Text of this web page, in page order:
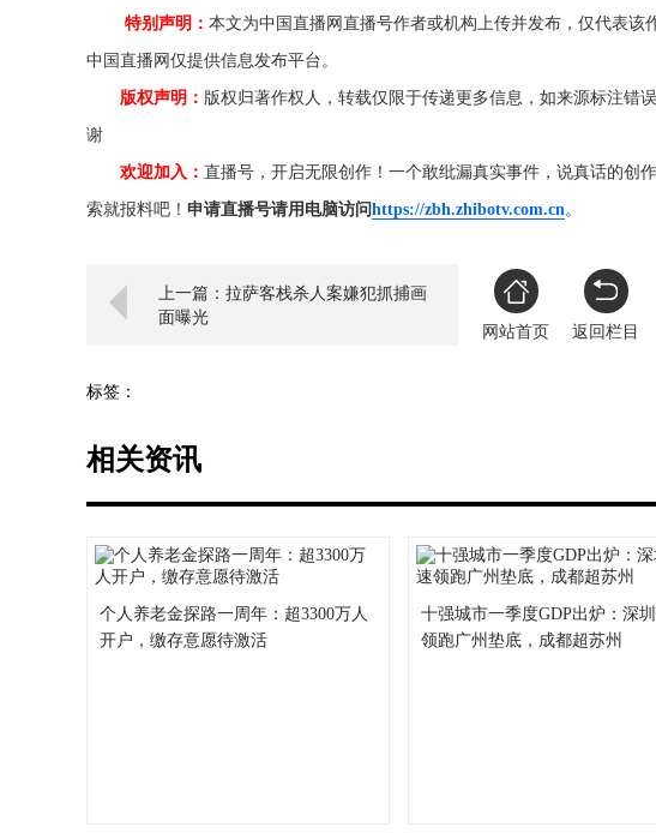
特别声明： 本文为中国直播网直播号作者或机构上传并发布，仅代表该
中国直播网仅提供信息发布平台。
版权声明： 版权归著作权人，转载仅限于传递更多信息，如来源标注错
谢
欢迎加入： 直播号，开启无限创作！一个敢纰漏真实事件，说真话的创
索就报料吧！ 申请直播号请用电脑访问https://zbh.zhibotv.com.cn。
上一篇：拉萨客栈杀人案嫌犯抓捕画
面曝光
网站首页
返回栏目
标签：
相关资讯
个人养老金探路一周年：超3300万人
开户，缴存意愿待激活
十强城市一季度GDP出炉：深
领跑广州垫底，成都超苏州